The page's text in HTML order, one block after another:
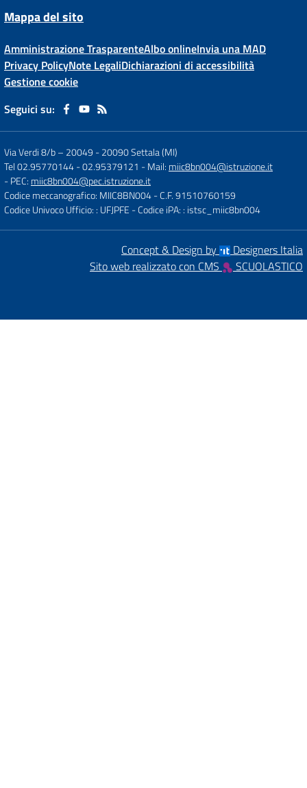
Mappa del sito
Amministrazione TrasparenteAlbo onlineInvia una MAD
Privacy PolicyNote LegaliDichiarazioni di accessibilità
Gestione cookie
Seguici su:
Via Verdi 8/b – 20049 -20090 Settala (MI)
Tel 02.95770144 - 02.95379121 - Mail: miic8bn004@istruzione.it
- PEC: miic8bn004@pec.istruzione.it
Codice meccanografico: MIIC8BN004- C.F. 91510760159
Codice Univoco Ufficio: : UFJPFE - Codice iPA: : istsc_miic8bn004
Concept & Design by
Designers Italia
Sito web realizzato con CMS
SCUOLASTICO